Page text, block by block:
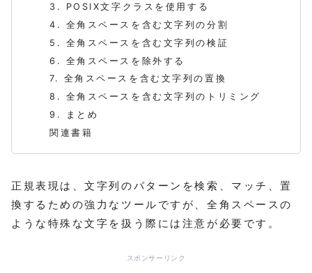
正規表現は、文字列のパターンを検索、マッチ、置
換するための強力なツールですが、全角スペースの
ような特殊な文字を扱う際には注意が必要です。
スポンサーリンク
3. POSIX文字クラスを使用する
4. 全角スペースを含む文字列の分割
5. 全角スペースを含む文字列の検証
6. 全角スペースを除外する
7. 全角スペースを含む文字列の置換
8. 全角スペースを含む文字列のトリミング
9. まとめ
関連書籍